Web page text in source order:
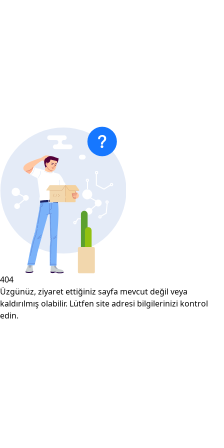
404
Üzgünüz, ziyaret ettiğiniz sayfa mevcut değil veya
kaldırılmış olabilir. Lütfen site adresi bilgilerinizi kontrol
edin.